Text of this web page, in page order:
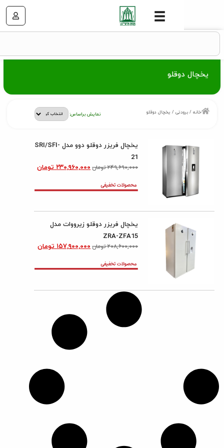
/ یخچال دوقلو
یخچال فریزر دوقلو دوو مدل SRI/SFI-
21
تومان۲۳۰,۹۶۰,۰۰۰ تومان
یخچال فریزر دوقلو زیرووات مدل
۲۰۸,۶۰۰,۰۰۰ تومان۱۵۷,۹۰۰,۰۰۰ تومان